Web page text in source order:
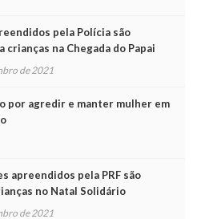
pela Polícia são
crianças na Chegada do Papai
de 2021
por agredir e manter mulher em
apreendidos pela PRF são
no Natal Solidário
de 2021